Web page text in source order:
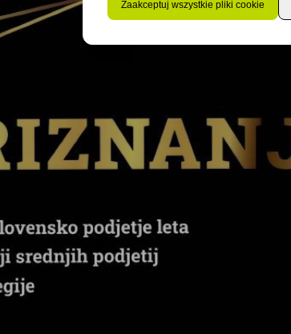
Zaakceptuj wszystkie pliki cookie